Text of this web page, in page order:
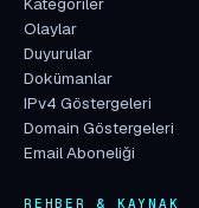
Olaylar
Duyurular
Dokümanlar
IPv4 Göstergeleri
Domain Göstergeleri
Email Aboneliği
REHBER & KAYNAK